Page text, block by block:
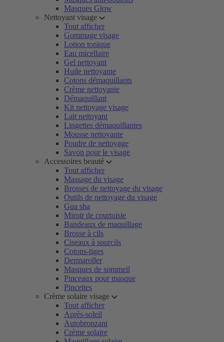
Masques Glow
Nettoyant visage
Tout afficher
Gommage visage
Lotion tonique
Eau micellaire
Gel nettoyant
Huile nettoyante
Cotons démaquillants
Crème nettoyante
Démaquillant
Kit nettoyage visage
Lait nettoyant
Lingettes démaquillantes
Mousse nettoyante
Poudre de nettoyage
Savon pour le visage
Accessoires beauté
Tout afficher
Massage du visage
Brosses de nettoyage du visage
Outils de nettoyage du visage
Gua sha
Miroir de courtoisie
Bandeaux de maquillage
Brosse à cils
Ciseaux à sourcils
Cotons-tiges
Dermaroller
Masques de sommeil
Pinceaux pour masque
Pincettes
Crème solaire visage
Tout afficher
Après-soleil
Autobronzant
Crème solaire